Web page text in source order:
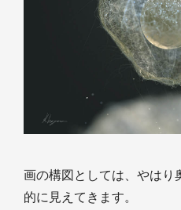
画の構図としては、やはり
的に見えてきます。